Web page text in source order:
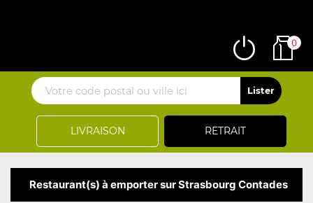
LIVRAISON RETRAIT
0
Restaurant(s) à emporter sur Strasbourg Contades